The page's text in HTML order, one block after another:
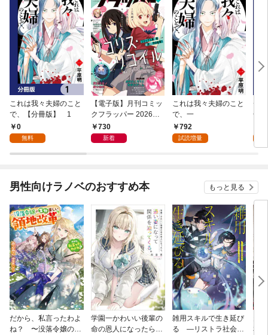
これは我々夫婦のこと
で、【分冊版】 1
0
無料
【電子版】月刊コミッ
クフラッパー 2026年9
月号730
新着
これは我々夫婦のこと
で、一
792
試読増量
チ
冊
男性向けラノベのおすすめ本 もっと見る
だから、私言ったわよ
ね？ 〜没落令嬢の案
学園一かわいい後輩の
命の恩人になったら、
雑用スキルで生き延び
る —リストラ社会人
私